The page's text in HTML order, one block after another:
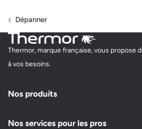
Dépanner
Thermor, marque française, vous propose
à vos besoins.
Nos produits
Nos services pour les pros